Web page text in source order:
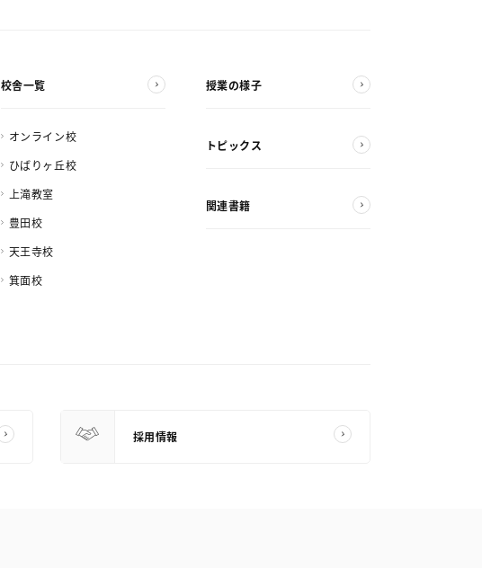
校舎一覧
オンライン校
ひばりヶ丘校
上滝教室
豊田校
天王寺校
箕面校
授業の様子
トピックス
関連書籍
採用情報